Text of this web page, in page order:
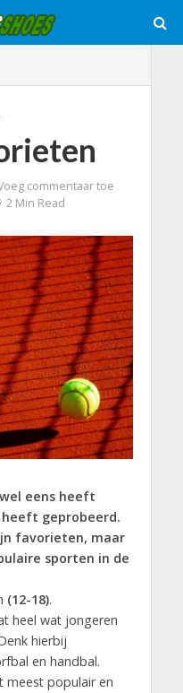
commentaar toe
2 Min Read
eens heeft
geprobeerd.
favorieten, maar
sporten in de
(12-18).
heel wat jongeren
hierbij
en handbal.
meest populair en